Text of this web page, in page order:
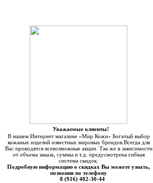
Уважаемые клиенты!
В нашем Интернет магазине «Мир Кожи» Богатый выбор
кожаных изделий известных мировых брендов.Всегда для
Вас проводятся всевозможные акции. Так же в зависимости
от объема заказа, суммы и т.д. предусмотрена гибкая
система скидок.
Подробную информацию о скидках Вы можете узнать,
позвонив по телефону
8 (916) 402-30-44